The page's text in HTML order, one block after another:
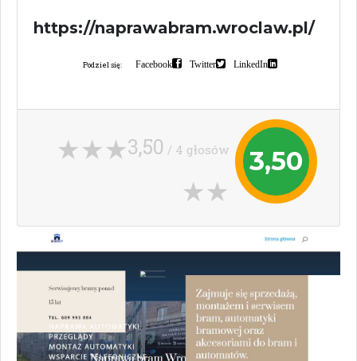
https://naprawabram.wroclaw.pl/
Podziel się: Facebook Twitter LinkedIn
3,50
3,50 / 4 głosów